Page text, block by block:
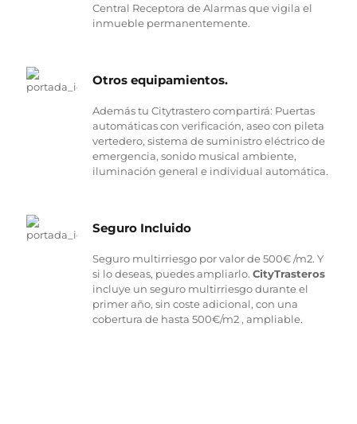
Central Receptora de Alarmas que vigila el
inmueble permanentemente.
Otros equipamientos.
Además tu Citytrastero compartirá: Puertas
automáticas con verificación, aseo con pileta
vertedero, sistema de suministro eléctrico de
emergencia, sonido musical ambiente,
iluminación general e individual automática.
Seguro Incluido
Seguro multirriesgo por valor de 500€ /m2. Y
si lo deseas, puedes ampliarlo. CityTrasteros
incluye un seguro multirriesgo durante el
primer año, sin coste adicional, con una
cobertura de hasta 500€/m2 , ampliable.